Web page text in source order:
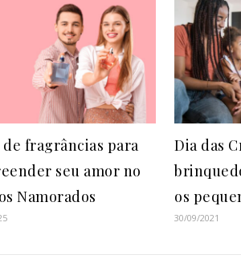
de fragrâncias para
seu amor no
Namorados
Dia das
os
30/09/2021